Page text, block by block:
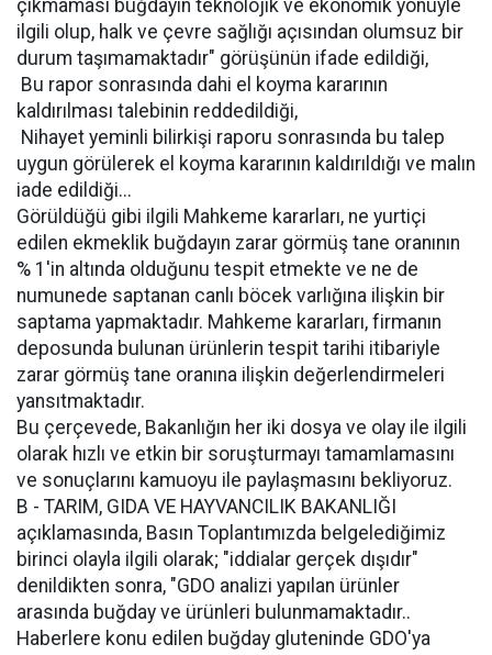
çıkmaması buğdayın teknolojik ve ekonomik yönüyle
ilgili olup, halk ve çevre sağlığı açısından olumsuz bir
durum taşımamaktadır" görüşünün ifade edildiği,
 Bu rapor sonrasında dahi el koyma kararının
kaldırılması talebinin reddedildiği,
 Nihayet yeminli bilirkişi raporu sonrasında bu talep
uygun görülerek el koyma kararının kaldırıldığı ve malın
iade edildiği...
Görüldüğü gibi ilgili Mahkeme kararları, ne yurtiçi
edilen ekmeklik buğdayın zarar görmüş tane oranının
% 1'in altında olduğunu tespit etmekte ve ne de
numunede saptanan canlı böcek varlığına ilişkin bir
saptama yapmaktadır. Mahkeme kararları, firmanın
deposunda bulunan ürünlerin tespit tarihi itibariyle
zarar görmüş tane oranına ilişkin değerlendirmeleri
yansıtmaktadır.
Bu çerçevede, Bakanlığın her iki dosya ve olay ile ilgili
olarak hızlı ve etkin bir soruşturmayı tamamlamasını
ve sonuçlarını kamuoyu ile paylaşmasını bekliyoruz.
B - TARIM, GIDA VE HAYVANCILIK BAKANLIĞI
açıklamasında, Basın Toplantımızda belgelediğimiz
birinci olayla ilgili olarak; "iddialar gerçek dışıdır"
denildikten sonra, "GDO analizi yapılan ürünler
arasında buğday ve ürünleri bulunmamaktadır..
Haberlere konu edilen buğday gluteninde GDO'ya